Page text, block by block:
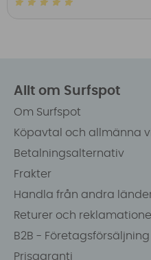
Allt om Surfspot
Om Surfspot
Köpavtal och allmänna
Betalningsalternativ
Frakter
Handla från andra
Returer och
B2B - Företagsförsäljning
Prisgaranti